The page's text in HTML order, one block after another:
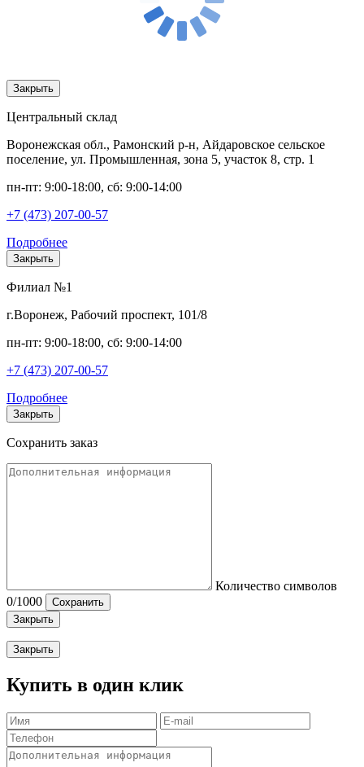
Закрыть
Центральный склад
Воронежская обл., Рамонский р-н, Айдаровское сельское
поселение, ул. Промышленная, зона 5, участок 8, стр. 1
пн-пт: 9:00-18:00, сб: 9:00-14:00
+7 (473) 207-00-57
Подробнее
Закрыть
Филиал №1
г.Воронеж, Рабочий проспект, 101/8
пн-пт: 9:00-18:00, сб: 9:00-14:00
+7 (473) 207-00-57
Подробнее
Закрыть
Сохранить заказ
Количество символов
0/1000
Сохранить
Закрыть
Закрыть
Купить в один клик